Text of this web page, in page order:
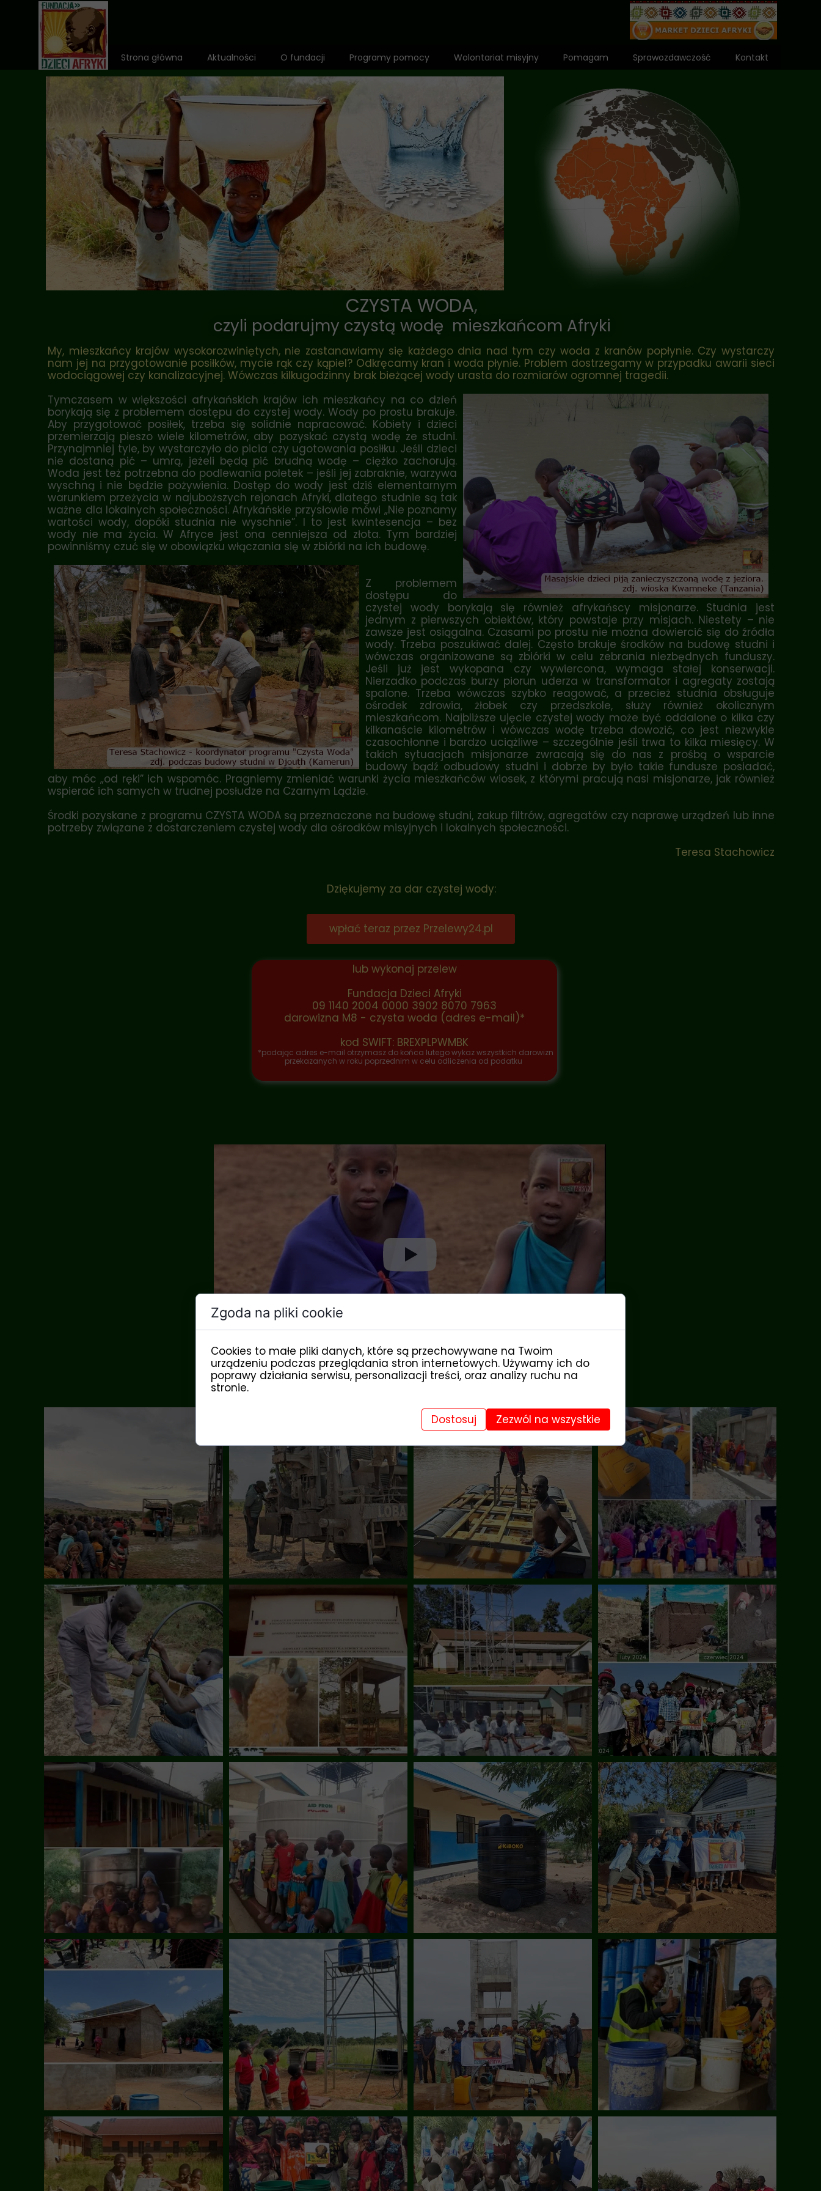
lub wykonaj przelew
Fundacja Dzieci Afryki
09 1140 2004 0000 3902 8070 7963
darowizna M8 - czysta woda (adres e-mail)*
kod SWIFT: BREXPLPWMBK
*podając adres e-mail otrzymasz do końca lutego wykaz wszystkich darowizn
przekazanych w roku poprzednim w celu odliczenia od podatku
wpłać teraz przez Przelewy24.pl
CZYSTA WODA,
czyli podarujmy czystą wodę mieszkańcom Afryki
My, mieszkańcy krajów wysokorozwiniętych, nie zastanawiamy się każdego dnia nad tym czy woda z kranów popłynie. Czy wystarczy
nam jej na przygotowanie posiłków, mycie rąk czy kąpiel? Odkręcamy kran i woda płynie. Problem dostrzegamy w przypadku awarii sieci
wodociągowej czy kanalizacyjnej. Wówczas kilkugodzinny brak bieżącej wody urasta do rozmiarów ogromnej tragedii.
Tymczasem w większości afrykańskich krajów ich mieszkańcy na co dzień
borykają się z problemem dostępu do czystej wody. Wody po prostu brakuje.
Aby przygotować posiłek, trzeba się solidnie napracować. Kobiety i dzieci
przemierzają pieszo wiele kilometrów, aby pozyskać czystą wodę ze studni.
Przynajmniej tyle, by wystarczyło do picia czy ugotowania posiłku. Jeśli dzieci
nie dostaną pić – umrą, jeżeli będą pić brudną wodę – ciężko zachorują.
Woda jest też potrzebna do podlewania poletek – jeśli jej zabraknie, warzywa
wyschną i nie będzie pożywienia. Dostęp do wody jest dziś elementarnym
warunkiem przeżycia w najuboższych rejonach Afryki, dlatego studnie są tak
ważne dla lokalnych społeczności. Afrykańskie przysłowie mówi „Nie poznamy
wartości wody, dopóki studnia nie wyschnie”. I to jest kwintesencja – bez
wody nie ma życia. W Afryce jest ona cenniejsza od złota. Tym bardziej
powinniśmy czuć się w obowiązku włączania się w zbiórki na ich budowę.
Z problemem
dostępu do
czystej wody borykają się również afrykańscy misjonarze. Studnia jest
jednym z pierwszych obiektów, który powstaje przy misjach. Niestety – nie
zawsze jest osiągalna. Czasami po prostu nie można dowiercić się do źródła
wody. Trzeba poszukiwać dalej. Często brakuje środków na budowę studni i
wówczas organizowane są zbiórki w celu zebrania niezbędnych funduszy.
Jeśli już jest wykopana czy wywiercona, wymaga stałej konserwacji.
Nierzadko podczas burzy piorun uderza w transformator i agregaty zostają
spalone. Trzeba wówczas szybko reagować, a przecież studnia obsługuje
ośrodek zdrowia, żłobek czy przedszkole, służy również okolicznym
mieszkańcom. Najbliższe ujęcie czystej wody może być oddalone o kilka czy
kilkanaście kilometrów i wówczas wodę trzeba dowozić, co jest niezwykle
czasochłonne i bardzo uciążliwe – szczególnie jeśli trwa to kilka miesięcy. W
takich sytuacjach misjonarze zwracają się do nas z prośbą o wsparcie
budowy bądź odbudowy studni i dobrze by było takie fundusze posiadać,
aby móc „od ręki” ich wspomóc. Pragniemy zmieniać warunki życia mieszkańców wiosek, z którymi pracują nasi misjonarze, jak również
wspierać ich samych w trudnej posłudze na Czarnym Lądzie.
Środki pozyskane z programu CZYSTA WODA są przeznaczone na budowę studni, zakup filtrów, agregatów czy naprawę urządzeń lub inne
potrzeby związane z dostarczeniem czystej wody dla ośrodków misyjnych i lokalnych społeczności.
Teresa Stachowicz
Dziękujemy za dar czystej wody:
Strona główna Aktualności O fundacji
Zespół
Mapa działalności
Wyróżnienia
Rekomendacje
Anioł Dzieci Afryki
Standardy ochrony małoletnich
Polityka prywatności
Programy pomocy
1,5% dla Dzieci Afryki
Fundusz misyjny
Adopcja Serca
Bilet do Świata
Edukacja
Zdrowie i profilaktyka
Opieka i dożywianie
Pomoc niepełnosprawnym
Fundusz ks. Lemieszko
Wolontariat misyjny Pomagam Sprawozdawczość Kontakt
Zgoda na pliki cookie
Cookies to małe pliki danych, które są przechowywane na Twoim
urządzeniu podczas przeglądania stron internetowych. Używamy ich do
poprawy działania serwisu, personalizacji treści, oraz analizy ruchu na
stronie.
Dostosuj Zezwól na wszystkie